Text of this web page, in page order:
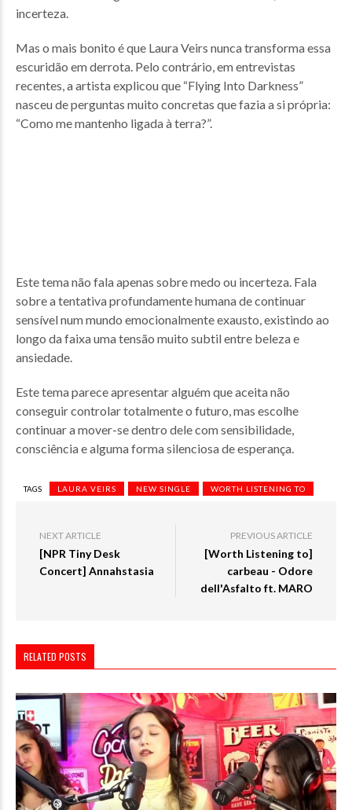
incerteza.
Mas o mais bonito é que Laura Veirs nunca transforma essa
escuridão em derrota. Pelo contrário, em entrevistas
recentes, a artista explicou que “Flying Into Darkness”
nasceu de perguntas muito concretas que fazia a si própria:
“Como me mantenho ligada à terra?”.
Este tema não fala apenas sobre medo ou incerteza. Fala
sobre a tentativa profundamente humana de continuar
sensível num mundo emocionalmente exausto, existindo ao
longo da faixa uma tensão muito subtil entre beleza e
ansiedade.
Este tema parece apresentar alguém que aceita não
conseguir controlar totalmente o futuro, mas escolhe
continuar a mover-se dentro dele com sensibilidade,
consciência e alguma forma silenciosa de esperança.
TAGS LAURA VEIRS NEW SINGLE WORTH LISTENING TO
NEXT ARTICLE
[NPR Tiny Desk
Concert] Annahstasia
PREVIOUS ARTICLE
[Worth Listening to]
carbeau - Odore
dell'Asfalto ft. MARO
RELATED POSTS